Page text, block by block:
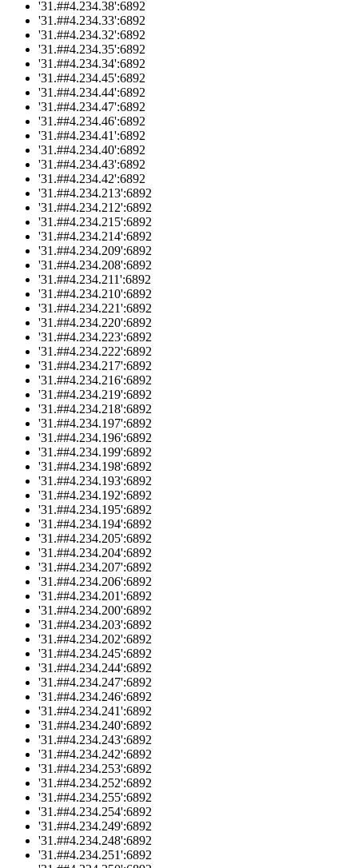
'31.##4.234.38':6892
'31.##4.234.33':6892
'31.##4.234.32':6892
'31.##4.234.35':6892
'31.##4.234.34':6892
'31.##4.234.45':6892
'31.##4.234.44':6892
'31.##4.234.47':6892
'31.##4.234.46':6892
'31.##4.234.41':6892
'31.##4.234.40':6892
'31.##4.234.43':6892
'31.##4.234.42':6892
'31.##4.234.213':6892
'31.##4.234.212':6892
'31.##4.234.215':6892
'31.##4.234.214':6892
'31.##4.234.209':6892
'31.##4.234.208':6892
'31.##4.234.211':6892
'31.##4.234.210':6892
'31.##4.234.221':6892
'31.##4.234.220':6892
'31.##4.234.223':6892
'31.##4.234.222':6892
'31.##4.234.217':6892
'31.##4.234.216':6892
'31.##4.234.219':6892
'31.##4.234.218':6892
'31.##4.234.197':6892
'31.##4.234.196':6892
'31.##4.234.199':6892
'31.##4.234.198':6892
'31.##4.234.193':6892
'31.##4.234.192':6892
'31.##4.234.195':6892
'31.##4.234.194':6892
'31.##4.234.205':6892
'31.##4.234.204':6892
'31.##4.234.207':6892
'31.##4.234.206':6892
'31.##4.234.201':6892
'31.##4.234.200':6892
'31.##4.234.203':6892
'31.##4.234.202':6892
'31.##4.234.245':6892
'31.##4.234.244':6892
'31.##4.234.247':6892
'31.##4.234.246':6892
'31.##4.234.241':6892
'31.##4.234.240':6892
'31.##4.234.243':6892
'31.##4.234.242':6892
'31.##4.234.253':6892
'31.##4.234.252':6892
'31.##4.234.255':6892
'31.##4.234.254':6892
'31.##4.234.249':6892
'31.##4.234.248':6892
'31.##4.234.251':6892